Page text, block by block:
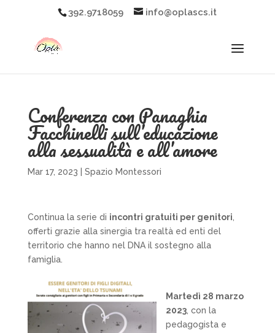
392.9718059 info@oplascs.it
Conferenza con Panaghia
Facchinelli sull’educazione
alla sessualità e all’amore
Mar 17, 2023 Spazio Montessori
Continua la serie di incontri gratuiti per genitori
offerti grazie alla sinergia tra realtà ed enti del
territorio che hanno nel DNA il sostegno alla
famiglia.
Martedì 28 marzo
2023, con la
pedagogista e